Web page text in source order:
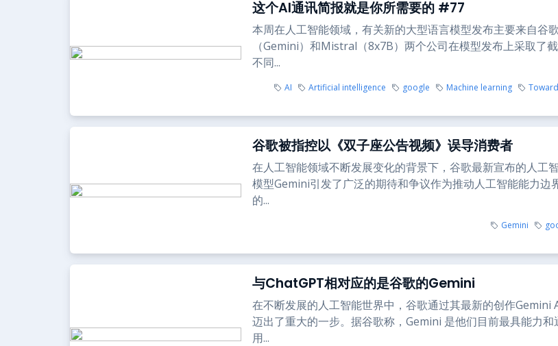
这个AI通讯简报就是你所需要的 #77
本周在人工智能领域，有关新的大型语言模型发布主要来自谷歌
（Gemini）和Mistral（8x7B）两个公司在模型发布上采取了
不同...
AI Artificial intelligence google Machine learning
谷歌被指控以《双子座公告视频》误导消费者
在人工智能领域不断发展变化的背景下，谷歌最新宣布的人工
模型Gemini引发了广泛的期待和争议作为推动人工智能能力边
的...
Gemini
与ChatGPT相对应的是谷歌的Gemini
在不断发展的人工智能世界中，谷歌通过其最新的创作Gemini
迈出了重大的一步。据谷歌称，Gemini 是他们目前最具能力和
用...